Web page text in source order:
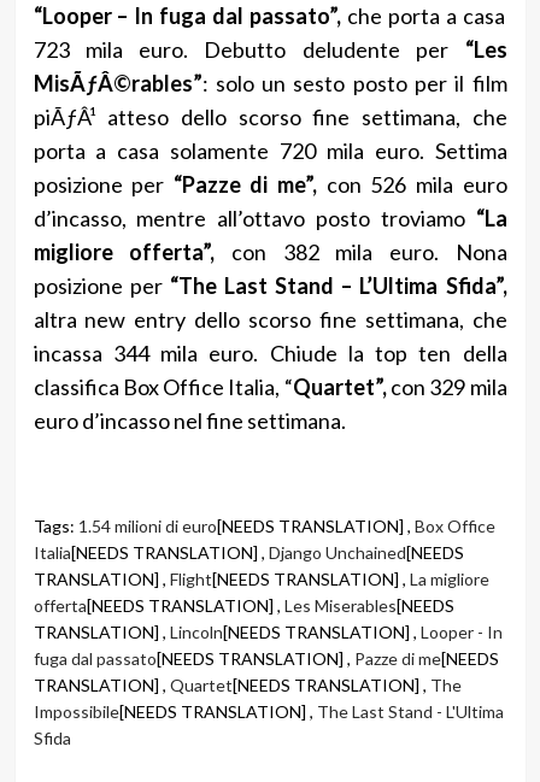
“Looper – In fuga dal passato”, che porta a casa
723 mila euro. Debutto deludente per “Les
MisÃƒÂ©rables”: solo un sesto posto per il film
piÃƒÂ¹ atteso dello scorso fine settimana, che
porta a casa solamente 720 mila euro. Settima
posizione per “Pazze di me”, con 526 mila euro
d’incasso, mentre all’ottavo posto troviamo “La
migliore offerta”, con 382 mila euro. Nona
posizione per“The Last Stand – L’Ultima Sfida”,
altra new entry dello scorso fine settimana, che
incassa 344 mila euro. Chiude la top ten della
classifica Box Office Italia, “Quartet”,con 329 mila
euro d’incasso nel fine settimana.
Tags: 1.54 milioni di euro[NEEDS TRANSLATION] , Box Office
Italia[NEEDS TRANSLATION] , Django Unchained[NEEDS
TRANSLATION] , Flight[NEEDS TRANSLATION] , La migliore
offerta[NEEDS TRANSLATION] , Les Miserables[NEEDS
TRANSLATION] , Lincoln[NEEDS TRANSLATION] , Looper - In
fuga dal passato[NEEDS TRANSLATION] , Pazze di me[NEEDS
TRANSLATION] , Quartet[NEEDS TRANSLATION] , The
Impossibile[NEEDS TRANSLATION] , The Last Stand - L'Ultima
Sfida